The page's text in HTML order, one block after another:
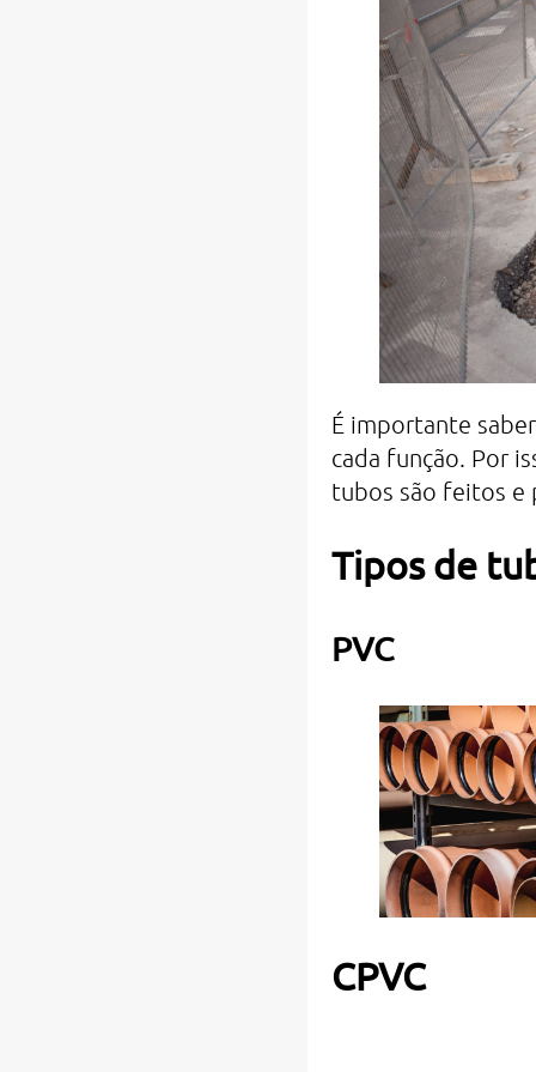
É importante
cada função. Por
tubos são feitos e
Tipos de
PVC
CPVC